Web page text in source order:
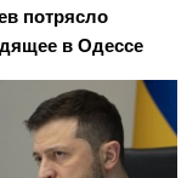
потрясло
в Одессе